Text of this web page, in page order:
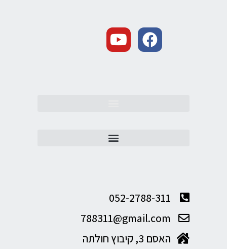
052-2788-311
788311@gmail.com
האסם 3, קיבוץ חולתה